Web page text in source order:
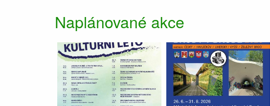
Naplánované akce